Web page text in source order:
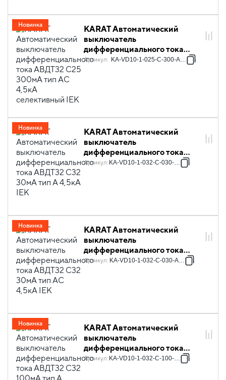
KARAT Автоматический
выключатель
дифференциального тока
АВДТ32 C25 300мА тип AC
Артикул: KA-VD10-1-025-C-300-AC-1S
Новинка
KARAT Автоматический
выключатель
дифференциального тока
АВДТ32 C32 30мА тип A 4,5кА
Артикул: KA-VD10-1-032-C-030-A-1
Новинка
KARAT Автоматический
выключатель
дифференциального тока
АВДТ32 C32 30мА тип AC
Артикул: KA-VD10-1-032-C-030-AC-1
Новинка
KARAT Автоматический
выключатель
дифференциального тока
АВДТ32 C32 100мА тип A
Артикул: KA-VD10-1-032-C-100-A-1
Новинка